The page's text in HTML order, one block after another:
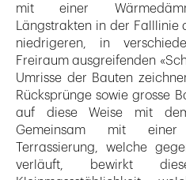
mit einer
Längstrakten in der
niedrigeren, in
Freiraum ausgreifenden
Umrisse der Bauten
Rücksprünge sowie grosse
auf diese Weise mit
Gemeinsam mit einer
Terrassierung, welche
verläuft, bewirkt